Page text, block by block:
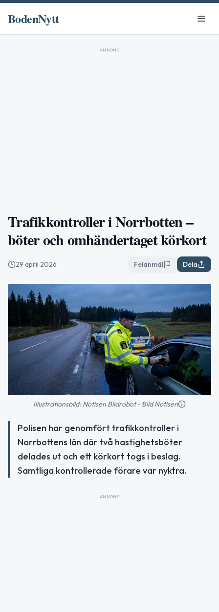
BodenNytt
ANNONS
Trafikkontroller i Norrbotten –
böter och omhändertaget körkort
29 april 2026 Felanmäl Dela
Illustrationsbild: Notisen Bildrobot - Bild Notisen
Polisen har genomfört trafikkontroller i
Norrbottens län där två hastighetsböter
delades ut och ett körkort togs i beslag.
Samtliga kontrollerade förare var nyktra.
ANNONS